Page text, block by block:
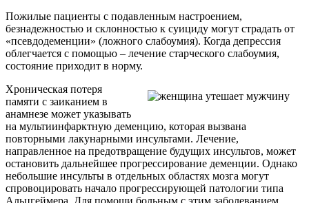
Пожилые пациенты с подавленным настроением,
безнадежностью и склонностью к суициду могут страдать от
«псевдодеменции» (ложного слабоумия). Когда депрессия
облегчается с помощью – лечение старческого слабоумия,
состояние приходит в норму.
Хроническая потеря
памяти с заиканием в
анамнезе может указывать
на мультиинфарктную деменцию, которая вызвана
повторными лакунарными инсультами. Лечение,
направленное на предотвращение будущих инсультов, может
остановить дальнейшее прогрессирование деменции. Однако
небольшие инсульты в отдельных областях мозга могут
спровоцировать начало прогрессирующей патологии типа